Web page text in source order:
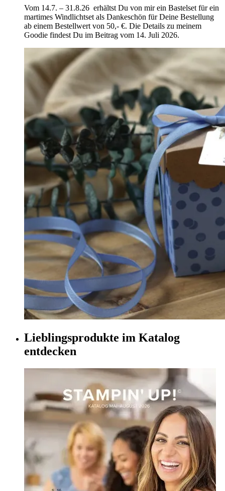
Vom 14.7. – 31.8.26 erhältst Du von mir ein Bastelset für ein
martimes Windlichtset als Dankeschön für Deine Bestellung
ab einem Bestellwert von 50,- €. Die Details zu meinem
Goodie findest Du im Beitrag vom 14. Juli 2026.
Lieblingsprodukte im Katalog
entdecken